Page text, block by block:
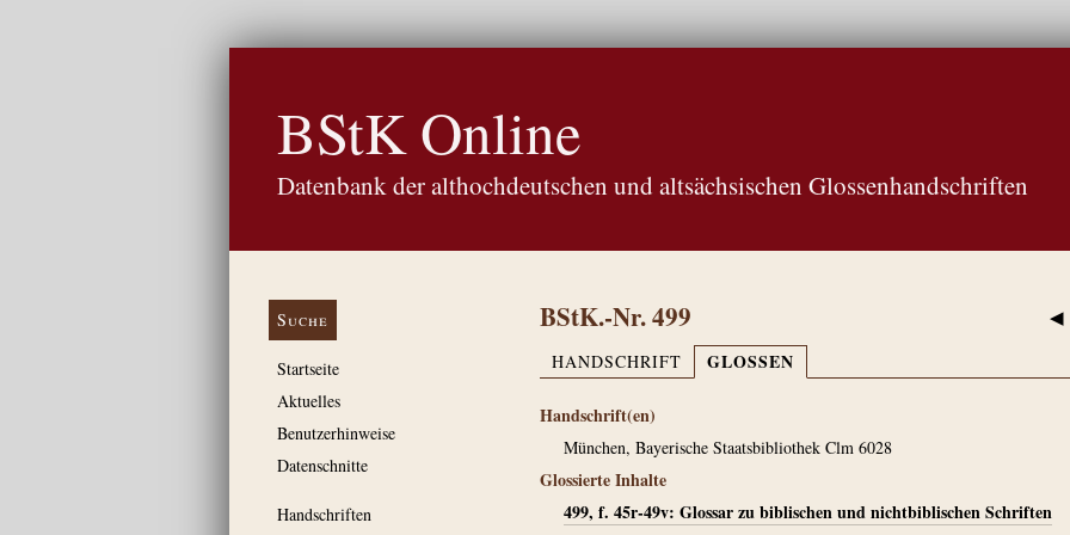
BStK Online
Datenbank der althochdeutschen und altsächsischen Glossenhandschriften
Suche
Startseite
Aktuelles
Benutzerhinweise
Datenschnitte
Handschriften
◀
BStK.-Nr. 499
HANDSCHRIFT GLOSSEN
Handschrift(en)
München, Bayerische Staatsbibliothek Clm 6028
Glossierte Inhalte
499, f. 45r-49v: Glossar zu biblischen und nichtbiblischen Schriften